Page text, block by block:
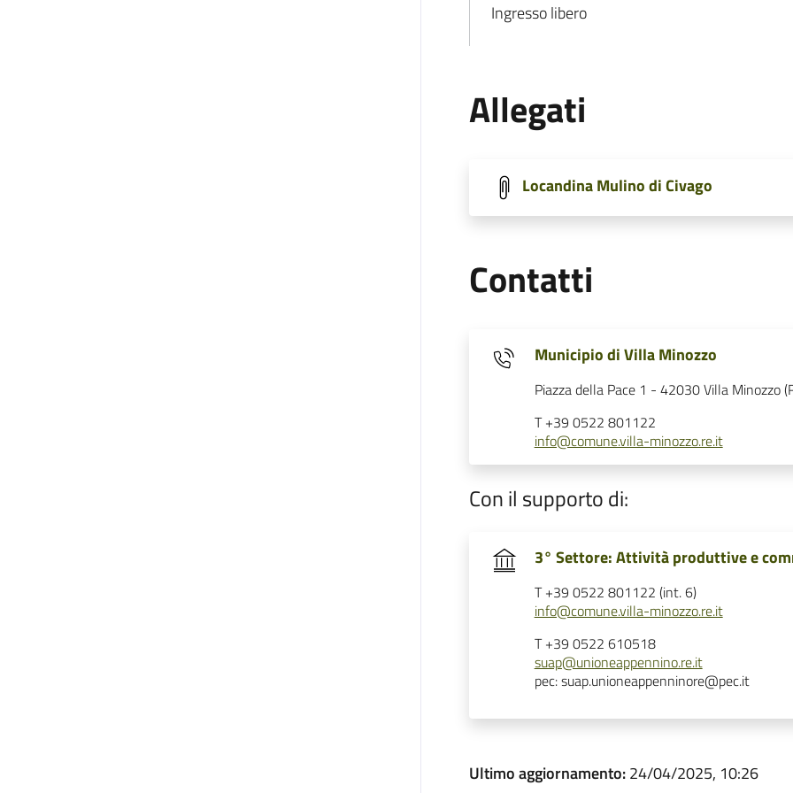
Ingresso libero
Allegati
Locandina Mulino di Civago
Contatti
Municipio di Villa Minozzo
Piazza della Pace 1 - 42030 Villa Minozzo
T +39 0522 801122
info@comune.villa-minozzo.re.it
Con il supporto di:
3° Settore: Attività produttive e
T +39 0522 801122 (int. 6)
info@comune.villa-minozzo.re.it
T +39 0522 610518
suap@unioneappennino.re.it
pec: suap.unioneappenninore@pec.it
Ultimo aggiornamento:24/04/2025, 10:26